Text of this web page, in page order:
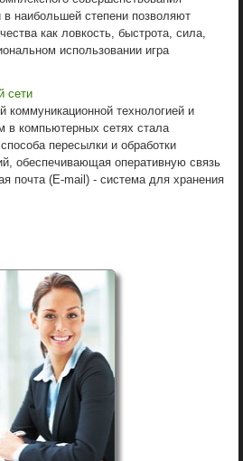
в наибольшей степени позволяют
как ловкость, быстрота, сила,
использовании игра
сети
коммуникационной технологией и
в компьютерных сетях стала
пересылки и обработки
обеспечивающая оперативную связь
почта (E-mail) - система для хранения